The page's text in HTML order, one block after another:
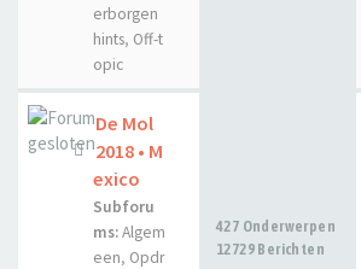
erborgen
hints, Off-t
opic
De Mol
2018 • M
exico
Subforu
ms:Algem
een, Opdr
427 Onderwerpen
12729 Berichten